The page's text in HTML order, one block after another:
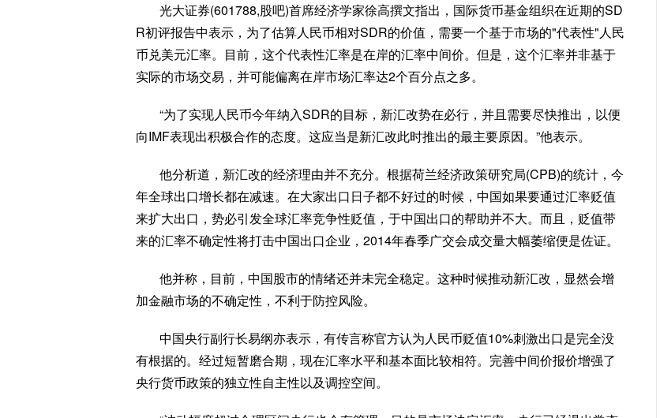
光大证券(601788,股吧)首席经济学家徐高撰文指出，国际货币基金组织在近期的SD
R初评报告中表示，为了估算人民币相对SDR的价值，需要一个基于市场的"代表性"人民
币兑美元汇率。目前，这个代表性汇率是在岸的汇率中间价。但是，这个汇率并非基于
实际的市场交易，并可能偏离在岸市场汇率达2个百分点之多。
“为了实现人民币今年纳入SDR的目标，新汇改势在必行，并且需要尽快推出，以便
向IMF表现出积极合作的态度。这应当是新汇改此时推出的最主要原因。”他表示。
他分析道，新汇改的经济理由并不充分。根据荷兰经济政策研究局(CPB)的统计，今
年全球出口增长都在减速。在大家出口日子都不好过的时候，中国如果要通过汇率贬值
来扩大出口，势必引发全球汇率竞争性贬值，于中国出口的帮助并不大。而且，贬值带
来的汇率不确定性将打击中国出口企业，2014年春季广交会成交量大幅萎缩便是佐证。
他并称，目前，中国股市的情绪还并未完全稳定。这种时候推动新汇改，显然会增
加金融市场的不确定性，不利于防控风险。
中国央行副行长易纲亦表示，有传言称官方认为人民币贬值10%刺激出口是完全没
有根据的。经过短暂磨合期，现在汇率水平和基本面比较相符。完善中间价报价增强了
央行货币政策的独立性自主性以及调控空间。